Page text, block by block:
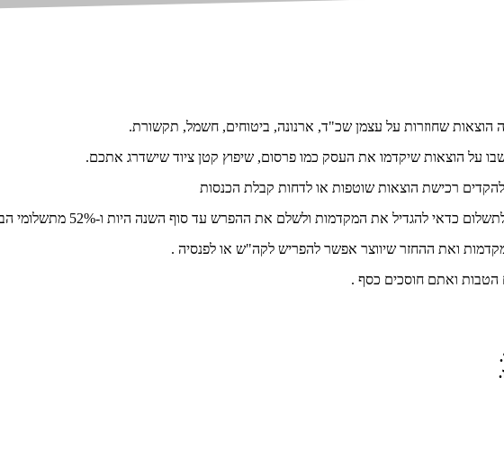
שחוזרות על עצמן שכ"ד, ארנונה, ביטוחים, חשמל, תקשורת.
על הוצאות שיקדמו את העסק כמו פרסום, שיפוץ קטן ציוד שישדרג אתכם.
רכישת הוצאות שוטפות או לדחות קבלת הכנסות
המקדמות ולשלם את ההפרש עד סוף השנה היות ו-52% מתשלומי הב"ל (ללא מס בריאות) יחשבו להוצאה מוכרת .
ואת ההחזר שיווצר אפשר להפריש לקה"ש או לפנסיה .
הטבות ואתם חוסכים כסף .